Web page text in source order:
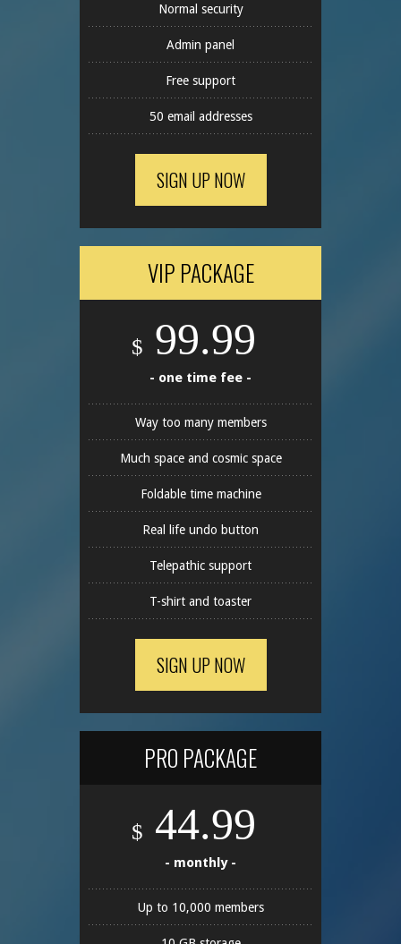
Normal security
Admin panel
Free support
50 email addresses
SIGN UP NOW
VIP PACKAGE
$ 99.99
- one time fee -
Way too many members
Much space and cosmic space
Foldable time machine
Real life undo button
Telepathic support
T-shirt and toaster
SIGN UP NOW
PRO PACKAGE
$ 44.99
- monthly -
Up to 10,000 members